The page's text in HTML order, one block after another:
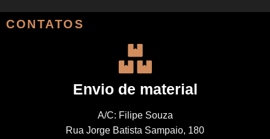
CONTATOS
Envio de material
A/C: Filipe Souza
Rua Jorge Batista Sampaio, 180